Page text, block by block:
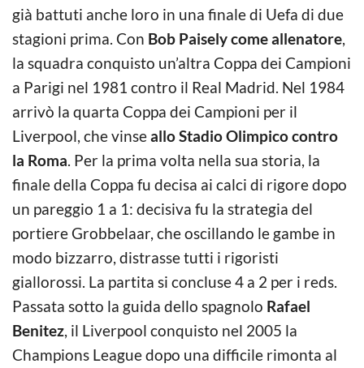
già battuti anche loro in una finale di Uefa di due
stagioni prima. Con Bob Paisely come allenatore,
la squadra conquisto un’altra Coppa dei Campioni
a Parigi nel 1981 contro il Real Madrid. Nel 1984
arrivò la quarta Coppa dei Campioni per il
Liverpool, che vinseallo Stadio Olimpico contro
la Roma. Per la prima volta nella sua storia, la
finale della Coppa fu decisa ai calci di rigore dopo
un pareggio 1 a 1: decisiva fu la strategia del
portiere Grobbelaar, che oscillando le gambe in
modo bizzarro, distrasse tutti i rigoristi
giallorossi. La partita si concluse 4 a 2 per i reds.
Passata sotto la guida dello spagnolo Rafael
Benitez, il Liverpool conquisto nel 2005 la
Champions League dopo una difficile rimonta al